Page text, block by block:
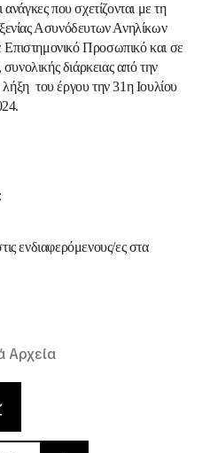
που σχετίζονται με τη
Ασυνόδευτων Ανηλίκων
Προσωπικό και σε
διάρκειας από την
του έργου την 31η Ιουλίου
ενδιαφερόμενους/ες στα
Αρχεία